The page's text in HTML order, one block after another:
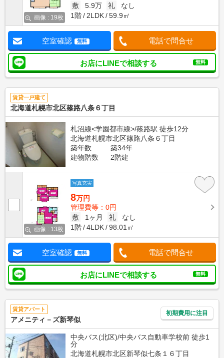
画像 : 19枚
敷
5.9万 礼
なし
1階
2LDK 59.9㎡
空室確認 無料 電話で問合せ
お店にLINEで相談する 無料
賃貸一戸建て
北海道札幌市北区篠路八条６丁目
札沼線<学園都市線>/篠路駅 徒歩12分
北海道札幌市北区篠路八条６丁目
築年数
築34年
建物階数
2階建
画像 : 13枚
写真充実
8万円
管理費等：0円
敷
1ヶ月 礼
なし
1階
4LDK 98.01㎡
空室確認 無料 電話で問合せ
お店にLINEで相談する 無料
賃貸アパート
アメニティ－ズ新琴似
初期費用に注目
中央バス(北区)/中央バス自動車学校前 徒歩1
分
北海道札幌市北区新琴似七条１６丁目